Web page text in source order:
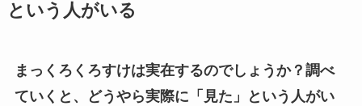
という人がいる
まっくろくろすけは実在するのでしょうか？調べ
ていくと、どうやら実際に「見た」という人がい